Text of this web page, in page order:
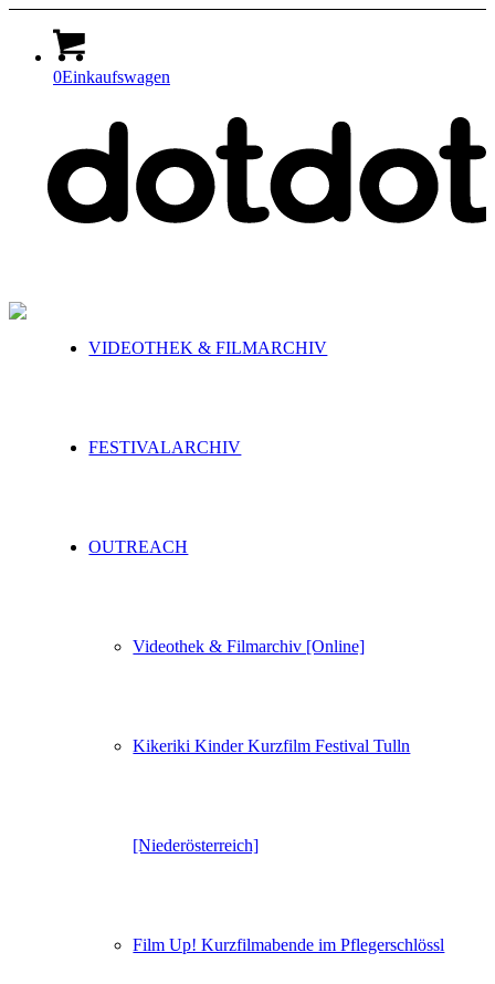
0Einkaufswagen
VIDEOTHEK & FILMARCHIV
FESTIVALARCHIV
OUTREACH
Videothek & Filmarchiv [Online]
Kikeriki Kinder Kurzfilm Festival Tulln
[Niederösterreich]
Film Up! Kurzfilmabende im Pflegerschlössl